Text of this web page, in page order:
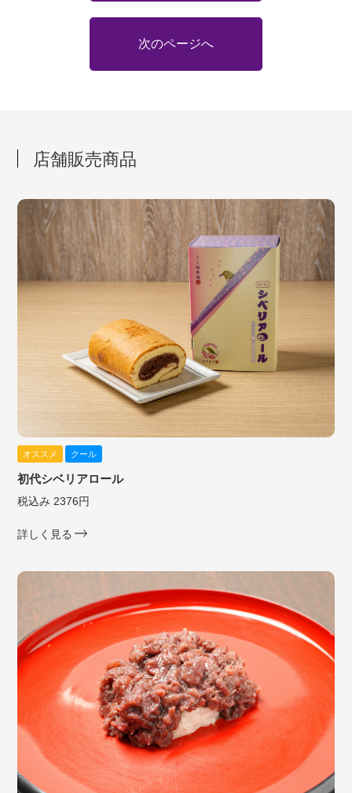
次のページへ
店舗販売商品
オススメ クール
初代シベリアロール
税込み 2376円
詳しく見る